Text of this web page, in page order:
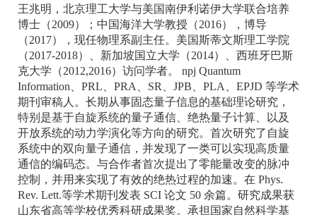
王兆明，北京理工大学与美国南伊利诺伊大学联合培养
博士（2009）；中国海洋大学教授（2016），博导
（2017），现任物理系副主任。美国斯蒂文斯理工学院
（2017-2018）、新加坡国立大学（2014）、西班牙巴斯
克大学（2012,2016）访问学者。 npj Quantum
Information、PRL、PRA、SR、JPB、PLA、EPJD 等学术
期刊审稿人。长期从事固态量子信息的基础理论研究，
特别是基于自旋系统的量子通信、绝热量子计算、以及
开放系统的动力学演化等方向的研究。首次研究了自旋
系统中的双向量子通信，并发现了一类可以实现高质量
通信的编码态。与合作者首次提出了零能量改变的脉冲
控制，并用来实现了有效的绝热过程的加速。在 Phys.
Rev. Lett.等学术期刊发表 SCI 论文 50 余篇。研究成果获
山东省高等学校优秀科研成果奖。承担国家自然科学基